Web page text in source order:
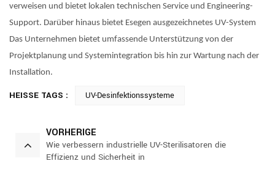
verweisen und bietet lokalen technischen Service und Engineering-
Support. Darüber hinaus bietet Esegen ausgezeichnetes UV-System
Das Unternehmen bietet umfassende Unterstützung von der
Projektplanung und Systemintegration bis hin zur Wartung nach der
Installation.
HEISSE TAGS : UV-Desinfektionssysteme
VORHERIGE
Wie verbessern industrielle UV-Sterilisatoren die
Effizienz und Sicherheit in